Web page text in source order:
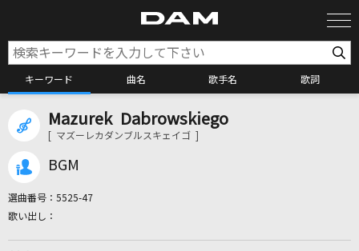
キーワード 曲名 歌手名 歌詞
カラオケ検索
Mazurek Dabrowskiego
[ マズーレカダンブルスキェイゴ ]
BGM
選曲番号： 5525-47